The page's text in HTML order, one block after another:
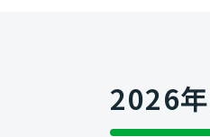
2026年